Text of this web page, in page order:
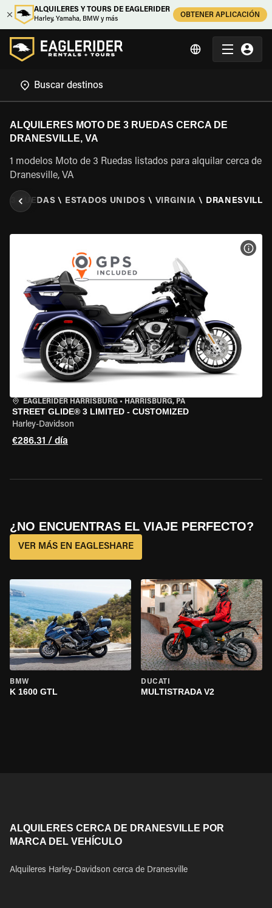
ALQUILERES Y TOURS DE EAGLERIDER
Harley, Yamaha, BMW y más
OBTENER APLICACIÓN
ALQUILERES MOTO DE 3 RUEDAS CERCA DE
DRANESVILLE, VA
1 modelos Moto de 3 Ruedas listados para alquilar cerca de
Dranesville, VA
3 RUEDAS \ ESTADOS UNIDOS \ VIRGINIA \
EAGLERIDER HARRISBURG • HARRISBURG, PA
STREET GLIDE® 3 LIMITED - CUSTOMIZED
Harley-Davidson
€286.31 / día
VER
¿NO ENCUENTRAS EL VIAJE PERFECTO?
VER MÁS EN EAGLESHARE
BMW
K 1600 GTL
DUCATI
MULTISTRADA V2
ALQUILERES CERCA DE DRANESVILLE POR
MARCA DEL VEHÍCULO
Alquileres Harley-Davidson cerca de Dranesville